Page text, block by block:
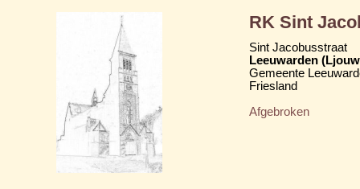
RK Sint
Sint Jacobusstraat
Leeuwarden
Gemeente
Friesland
Afgebroken